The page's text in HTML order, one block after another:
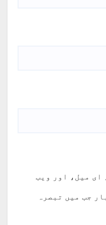
ای میل، اور ویب
جب میں تبصرہ